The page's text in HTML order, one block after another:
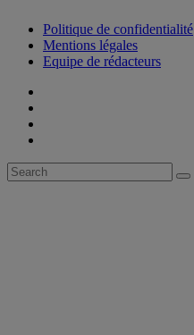
Politique de confidentialité
Mentions légales
Equipe de rédacteurs